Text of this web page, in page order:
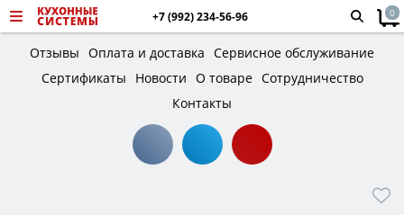
+7 (992) 234-56-96 0
Отзывы Оплата и доставка Сервисное обслуживание
Сертификаты
Новости О товаре Сотрудничество
Контакты